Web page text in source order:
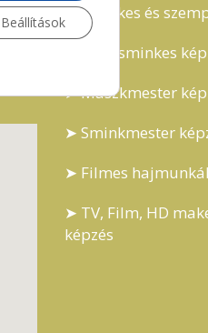
➤ Sminkes és
➤ Divatsminkes
➤ Maszkmester
➤ Sminkmester
➤ Filmes
➤ TV, Film, HD
képzés
Beállítások